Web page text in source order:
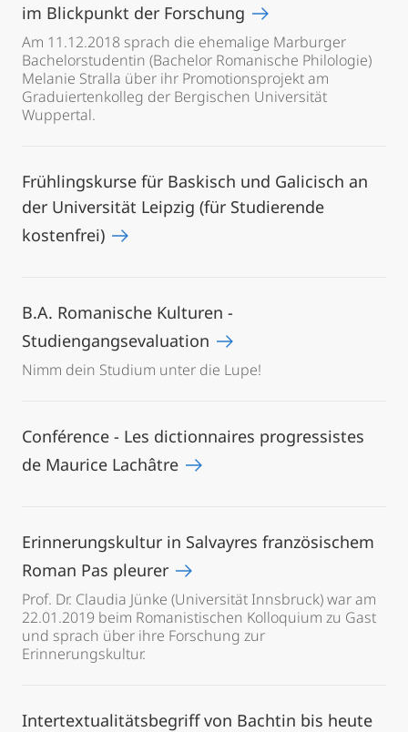
im Blickpunkt der Forschung
Am 11.12.2018 sprach die ehemalige Marburger
Bachelorstudentin (Bachelor Romanische Philologie)
Melanie Stralla über ihr Promotionsprojekt am
Graduiertenkolleg der Bergischen Universität
Wuppertal.
Frühlingskurse für Baskisch und Galicisch an
der Universität Leipzig (für Studierende
kostenfrei)
B.A. Romanische Kulturen -
Studiengangsevaluation
Nimm dein Studium unter die Lupe!
Conférence - Les dictionnaires progressistes
de Maurice Lachâtre
Erinnerungskultur in Salvayres französischem
Roman Pas pleurer
Prof. Dr. Claudia Jünke (Universität Innsbruck) war am
22.01.2019 beim Romanistischen Kolloquium zu Gast
und sprach über ihre Forschung zur
Erinnerungskultur.
Intertextualitätsbegriff von Bachtin bis heute